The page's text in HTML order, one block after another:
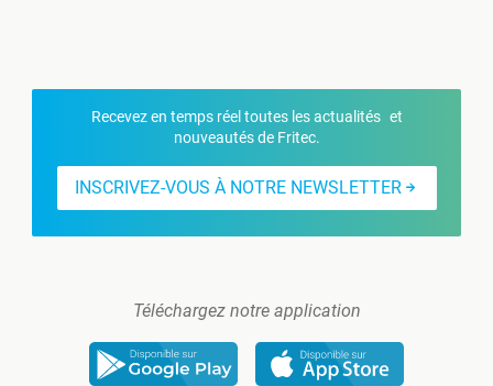
Recevez en temps réel toutes les actualités et
nouveautés de Fritec.
INSCRIVEZ-VOUS À NOTRE NEWSLETTER
Téléchargez notre application